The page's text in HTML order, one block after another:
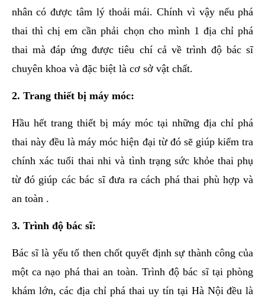
nhân có được tâm lý thoải mái. Chính vì vậy nếu phá
thai thì chị em cần phải chọn cho mình 1 địa chỉ phá
thai mà đáp ứng được tiêu chí cả về trình độ bác sĩ
chuyên khoa và đặc biệt là cơ sở vật chất.
2. Trang thiết bị máy móc:
Hầu hết trang thiết bị máy móc tại những địa chỉ phá
thai này đều là máy móc hiện đại từ đó sẽ giúp kiểm tra
chính xác tuổi thai nhi và tình trạng sức khỏe thai phụ
từ đó giúp các bác sĩ đưa ra cách phá thai phù hợp và
an toàn .
3. Trình độ bác sĩ:
Bác sĩ là yếu tố then chốt quyết định sự thành công của
một ca nạo phá thai an toàn. Trình độ bác sĩ tại phòng
khám lớn, các địa chỉ phá thai uy tín tại Hà Nội đều là